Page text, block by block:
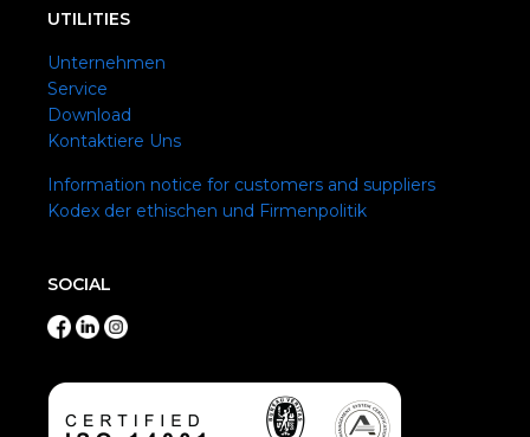
UTILITIES
Unternehmen
Service
Download
Kontaktiere Uns
Information notice for customers and suppliers
Kodex der ethischen und Firmenpolitik
SOCIAL